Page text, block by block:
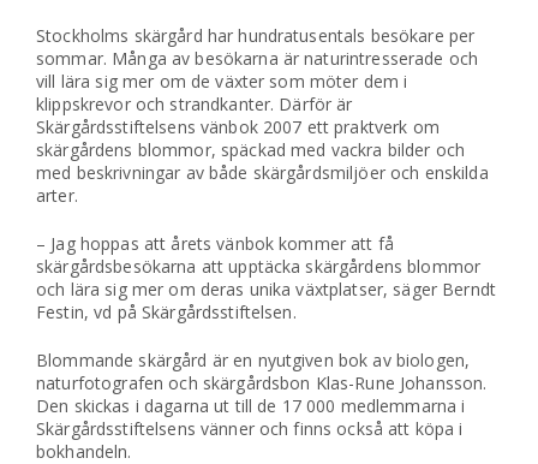
Stockholms skärgård har hundratusentals besökare per
sommar. Många av besökarna är naturintresserade och
vill lära sig mer om de växter som möter dem i
klippskrevor och strandkanter. Därför är
Skärgårdsstiftelsens vänbok 2007 ett praktverk om
skärgårdens blommor, späckad med vackra bilder och
med beskrivningar av både skärgårdsmiljöer och enskilda
arter.
– Jag hoppas att årets vänbok kommer att få
skärgårdsbesökarna att upptäcka skärgårdens blommor
och lära sig mer om deras unika växtplatser, säger Berndt
Festin, vd på Skärgårdsstiftelsen.
Blommande skärgård är en nyutgiven bok av biologen,
naturfotografen och skärgårdsbon Klas-Rune Johansson.
Den skickas i dagarna ut till de 17 000 medlemmarna i
Skärgårdsstiftelsens vänner och finns också att köpa i
bokhandeln.